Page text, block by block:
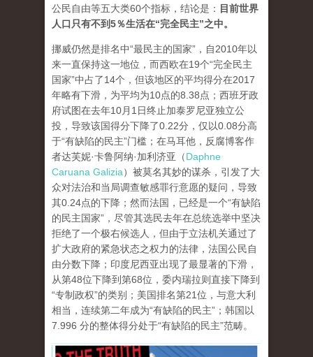
公民自由等五大类60个指标，结论是： 目前世界
人口只有不到5％生活在“完全民主”之中。
挪威仍然是排名中“最民主的国家”，自2010年以
来一直保持这一地位，而西欧在19个“完全民主
国家”中占了14个，但该地区的平均得分在2017
年略有下滑，为平均为10点的8.38点；西班牙政
府试图在去年10月1日终止加泰罗尼亚独立公
投，导致该国得分下降了0.22分，仅以0.08分高
于“有缺陷的民主”门槛；在马耳他，反腐博客作
者达芙妮·卡鲁阿纳·加利济亚（Daphne
Caruana Galizia）被莫名其妙的谋杀，引发了大
众对法治和当局调查敏感罪行意愿的疑问，导致
其0.24点的下降；然而法国，已经是一个“有缺陷
的民主国家”，尽管其选民去年在总统选举中坚决
拒绝了一个极右候选人，但由于立法机关通过了
扩大政府的紧急状态之权力的法律，法国公民自
由分数下降；印度尼西亚出现了最显著的下滑，
从第48位下降到第68位，委内瑞拉则直接下降到
“专制政权”的类别；美国排名第21位，与意大利
相当，连续第二年成为“有缺陷的民主”；韩国以
7.996 分的整体得分处于“有缺陷的民主”范畴。